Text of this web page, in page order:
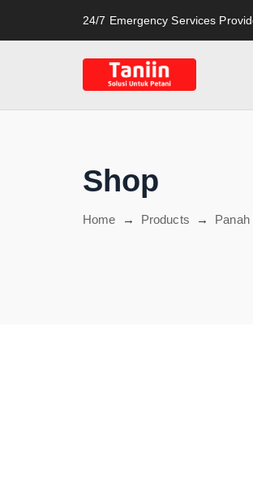
24/7 Emergency Services
Shop
Home → Products → Panah